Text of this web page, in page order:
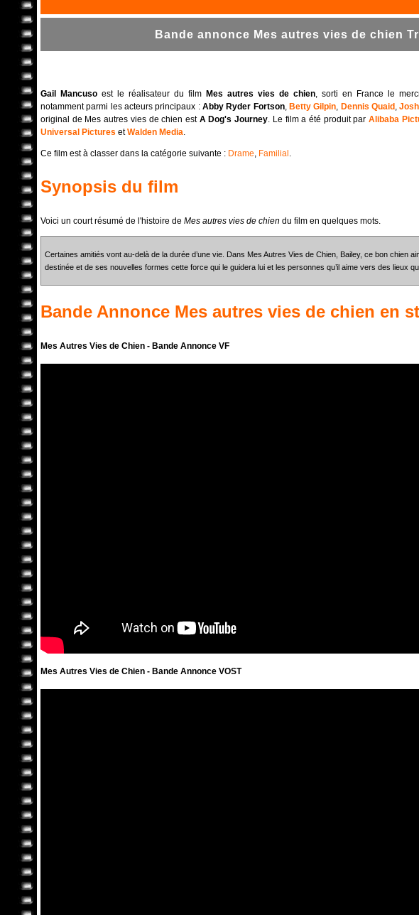
Bande annonce Mes autres vies de chien
Gail Mancuso est le réalisateur du film Mes autres vies de chien, sorti en France le
notamment parmi les acteurs principaux : Abby Ryder Fortson, Betty Gilpin, Dennis Quaid ,
original de Mes autres vies de chien est A Dog's Journey. Le film a été produit parAlibaba
Universal Pictures etWalden Media.
Ce film est à classer dans la catégorie suivante : Drame, Familial .
Synopsis du film
Voici un court résumé de l'histoire de Mes autres vies de chien du film en quelques mots.
Certaines amitiés vont au-delà de la durée d’une vie. Dans Mes Autres Vies de Chien, Bailey, ce bon chien
destinée et de ses nouvelles formes cette force qui le guidera lui et les personnes qu’il aime vers des lieux
Bande Annonce Mes autres vies de chien en
Mes Autres Vies de Chien - Bande Annonce VF
Mes Autres Vies de Chien - Bande Annonce VOST